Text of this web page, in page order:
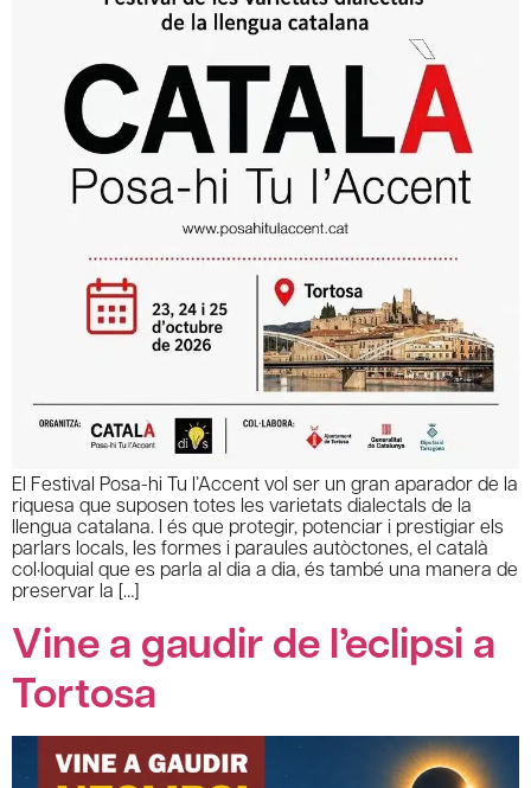
El Festival Posa-hi Tu l’Accent vol ser un gran aparador de la
riquesa que suposen totes les varietats dialectals de la
llengua catalana. I és que protegir, potenciar i prestigiar els
parlars locals, les formes i paraules autòctones, el català
col·loquial que es parla al dia a dia, és també una manera de
preservar la […]
Vine a gaudir de l’eclipsi a
Tortosa